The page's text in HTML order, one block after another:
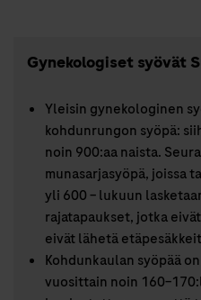
Gynekologiset syövät
Yleisin gynekologinen
kohdunrungon syöpä:
noin 900:aa naista.
munasarjasyöpä, joissa
yli 600 – lukuun
rajatapaukset, jotka
eivät lähetä
Kohdunkaulan syöpää
vuosittain noin